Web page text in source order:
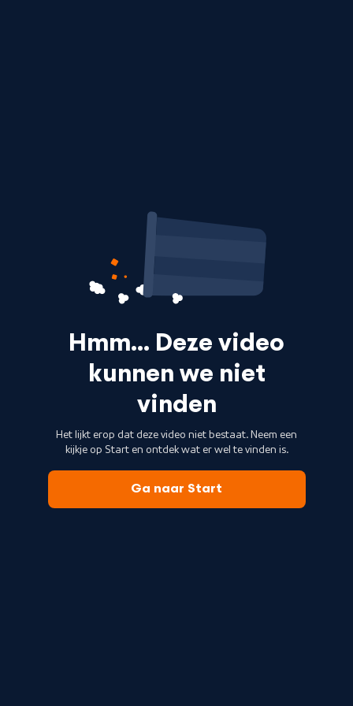
Hmm… Deze video
kunnen we niet
vinden
Het lijkt erop dat deze video niet bestaat. Neem een
kijkje op Start en ontdek wat er wel te vinden is.
Ga naar Start